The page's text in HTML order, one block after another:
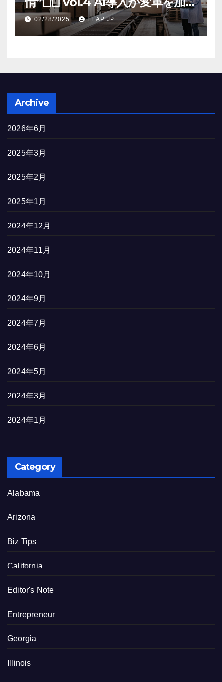
する米国製造業の最前線
02/28/2025 LEAP JP
Archive
2026年6月
2025年3月
2025年2月
2025年1月
2024年12月
2024年11月
2024年10月
2024年9月
2024年7月
2024年6月
2024年5月
2024年3月
2024年1月
Category
Alabama
Arizona
Biz Tips
California
Editor's Note
Entrepreneur
Georgia
Illinois